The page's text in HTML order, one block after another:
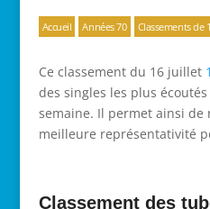
Accueil Années 70 Classements de
Ce classement du 16 juillet
des singles les plus
semaine. Il permet ainsi de
meilleure représentativité
Classement des